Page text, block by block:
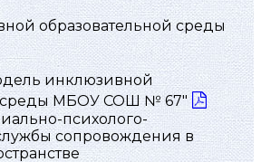
образовательной среды
инклюзивной
среды МБОУ СОШ № 67"
психолого-
сопровождения в